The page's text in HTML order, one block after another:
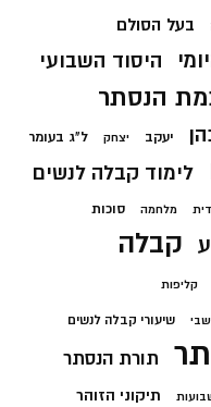
בעל הסולם
היסוד השבועי
הנסתר
יעקב יצחק ל"ג בעומר
לימוד קבלה לנשים
מלחמה סוכות
קבלה
קליפות
שיעורי קבלה לנשים
תורת הנסתר
תיקוני הזוהר